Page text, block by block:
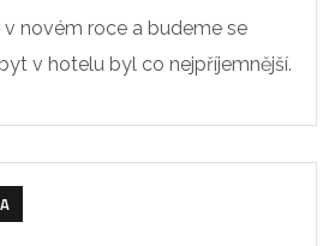
v novém roce a budeme se
v hotelu byl co nejpříjemnější.